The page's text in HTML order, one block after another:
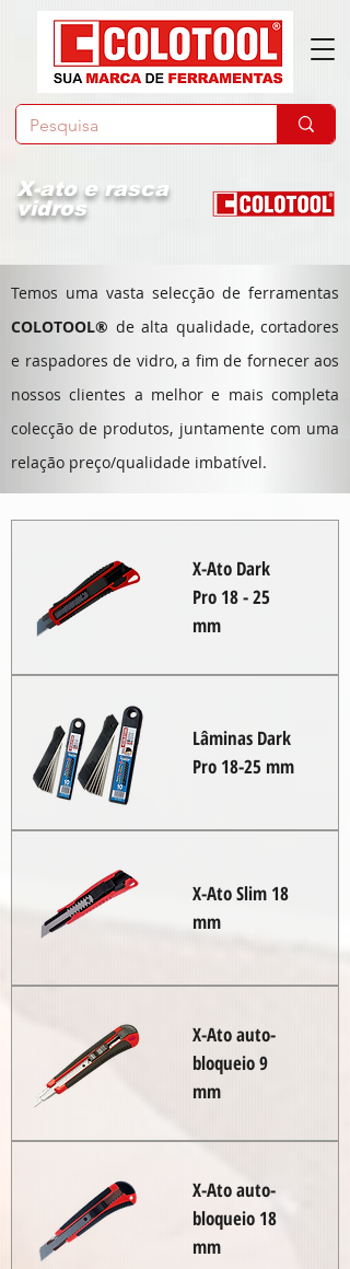
X-ato e rasca
vidros
Temos uma vasta selecção de ferramentas
COLOTOOL® de alta qualidade, cortadores
e raspadores de vidro, a fim de fornecer aos
nossos clientes a melhor e mais completa
colecção de produtos, juntamente com uma
relação preço/qualidade imbatível.
X-Ato Dark
Pro 18 - 25
mm
Lâminas Dark
Pro 18-25 mm
X-Ato Slim 18
mm
X-Ato auto-
bloqueio 9
mm
X-Ato auto-
bloqueio 18
mm